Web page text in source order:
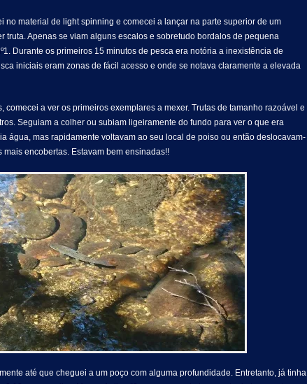
no material de light spinning e comecei a lançar na parte superior de um
truta. Apenas se viam alguns escalos e sobretudo bordalos de pequena
Durante os primeiros 15 minutos de pesca era notória a inexistência de
iniciais eram zonas de fácil acesso e onde se notava claramente a elevada
comecei a ver os primeiros exemplares a mexer. Trutas de tamanho razoável e
Seguiam a colher ou subiam ligeiramente do fundo para ver o que era
água, mas rapidamente voltavam ao seu local de poiso ou então deslocavam-
encobertas. Estavam bem ensinadas!!
até que cheguei a um poço com alguma profundidade. Entretanto, já tinha